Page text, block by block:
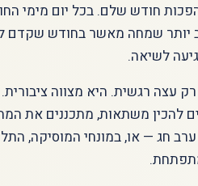
חודש שלם. בכל יום מימי
יותר שמחה מאשר בחודש שקדם
לשיאה.
עצה רגשית. היא מצווה
להכין משתאות, מתכננים את
חג — או, במונחי המוסיקה,